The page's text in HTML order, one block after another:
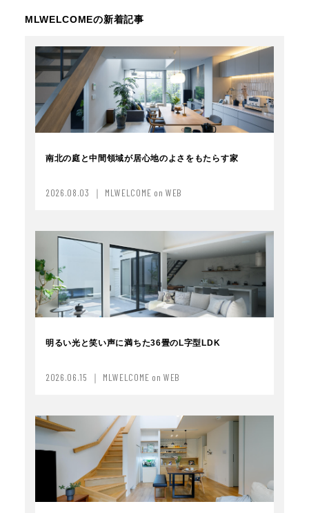
MLWELCOMEの新着記事
南北の庭と中間領域が居心地のよさをもたらす家
2026.08.03 ｜ MLWELCOME on WEB
明るい光と笑い声に満ちた36畳のL字型LDK
2026.06.15 ｜ MLWELCOME on WEB